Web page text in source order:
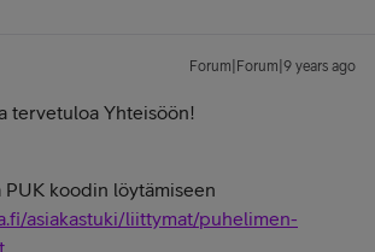
Forum|Forum|9 years ago
tervetuloa Yhteisöön!
PUK koodin löytämiseen
asiakastuki/liittymat/puhelimen-